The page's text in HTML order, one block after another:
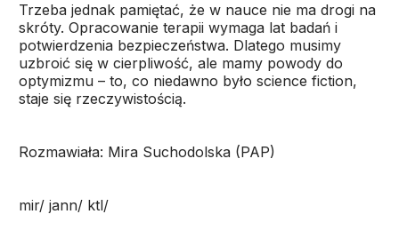
Trzeba jednak pamiętać, że w nauce nie ma drogi na
skróty. Opracowanie terapii wymaga lat badań i
potwierdzenia bezpieczeństwa. Dlatego musimy
uzbroić się w cierpliwość, ale mamy powody do
optymizmu – to, co niedawno było science fiction,
staje się rzeczywistością.
Rozmawiała: Mira Suchodolska (PAP)
mir/ jann/ ktl/